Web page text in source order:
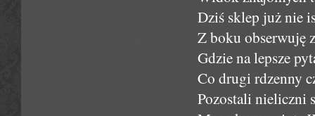
Dziś sklep już nie
Z boku obserwuję
Gdzie na lepsze
Co drugi rdzenny
Pozostali nieliczni